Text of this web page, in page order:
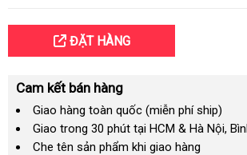
ĐẶT HÀNG
Cam kết bán hàng
Giao hàng toàn quốc (miễn phí ship)
Giao trong 30 phút tại HCM & Hà Nội,
Che tên sản phẩm khi giao hàng